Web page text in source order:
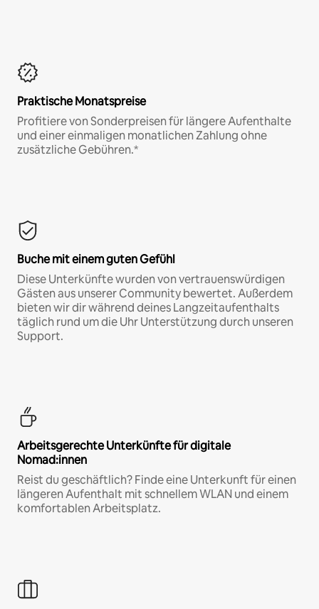
Praktische Monatspreise
Profitiere von Sonderpreisen für längere Aufenthalte
und einer einmaligen monatlichen Zahlung ohne
zusätzliche Gebühren.*
Buche mit einem guten Gefühl
Diese Unterkünfte wurden von vertrauenswürdigen
Gästen aus unserer Community bewertet. Außerdem
bieten wir dir während deines Langzeitaufenthalts
täglich rund um die Uhr Unterstützung durch unseren
Support.
Arbeitsgerechte Unterkünfte für digitale
Nomad:innen
Reist du geschäftlich? Finde eine Unterkunft für einen
längeren Aufenthalt mit schnellem WLAN und einem
komfortablen Arbeitsplatz.